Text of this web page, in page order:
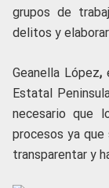
grupos de
delitos y
Geanella López,
Estatal
necesario que
procesos ya
transparentar y